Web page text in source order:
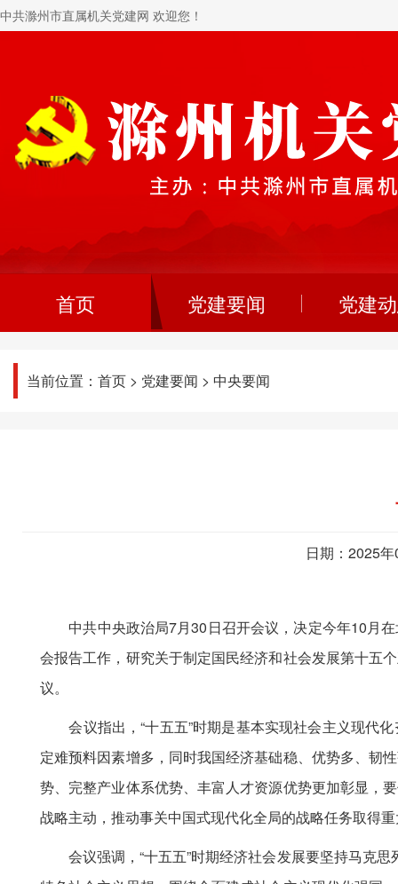
中共滁州市直属机关党建网 欢迎您！
首页 党建要闻 党建
当前位置： 首页 > 党建要闻 > 中央要闻
日期：2025
中共中央政治局7月30日召开会议，决定今年10月在
会报告工作，研究关于制定国民经济和社会发展第十五
议。
会议指出，“十五五”时期是基本实现社会主义现代化
定难预料因素增多，同时我国经济基础稳、优势多、韧
势、完整产业体系优势、丰富人才资源优势更加彰显，
战略主动，推动事关中国式现代化全局的战略任务取得
会议强调，“十五五”时期经济社会发展要坚持马克思